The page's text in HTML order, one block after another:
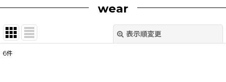
wear
表示順変更
6件